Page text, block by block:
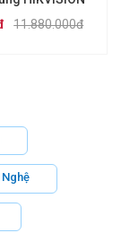
M2H-WB
11.880.000đ